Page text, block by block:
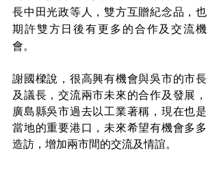
長中田光政等人，雙方互贈紀念品，也
期許雙方日後有更多的合作及交流機
會。
謝國樑說，很高興有機會與吳市的市長
及議長，交流兩市未來的合作及發展，
廣島縣吳市過去以工業著稱，現在也是
當地的重要港口，未來希望有機會多多
造訪，增加兩市間的交流及情誼。